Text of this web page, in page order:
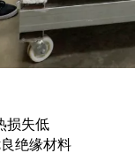
损失低
绝缘材料